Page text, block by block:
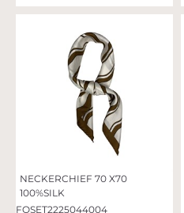
NECKERCHIEF 70 X70
100%SILK
FOSET2225044004